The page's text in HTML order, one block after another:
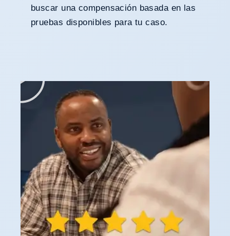
buscar una compensación basada en las
pruebas disponibles para tu caso.